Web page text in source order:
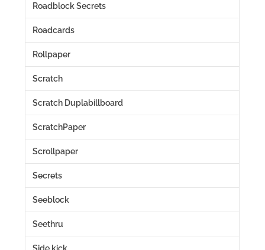
Roadblock Secrets
Roadcards
Rollpaper
Scratch
Scratch Duplabillboard
ScratchPaper
Scrollpaper
Secrets
Seeblock
Seethru
Side kick